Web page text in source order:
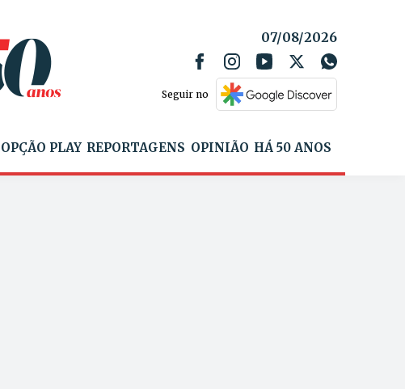
07/08/2026
Seguir no
OPÇÃO PLAY REPORTAGENS OPINIÃO HÁ 50 ANOS